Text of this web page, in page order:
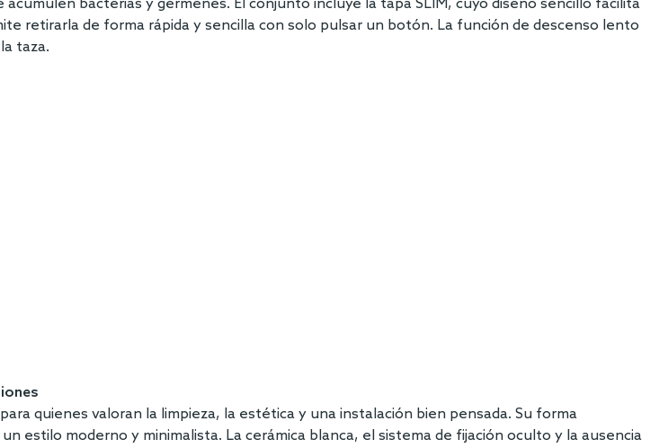
bacterias y gérmenes. El conjunto incluye la tapa SLIM, cuyo diseño sencillo facilita
retirarla de forma rápida y sencilla con solo pulsar un botón. La función de descenso lento
taza.
quienes valoran la limpieza, la estética y una instalación bien pensada. Su forma
estilo moderno y minimalista. La cerámica blanca, el sistema de fijación oculto y la ausencia